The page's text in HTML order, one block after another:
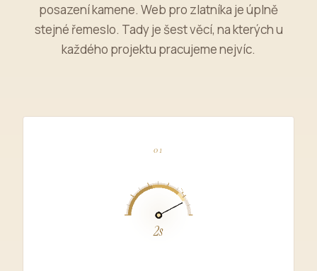
posazení kamene. Web pro zlatníka je úplně
stejné řemeslo. Tady je šest věcí, na kterých u
každého projektu pracujeme nejvíc.
01